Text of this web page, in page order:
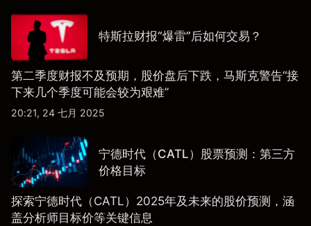
特斯拉财报“爆雷”后如何交易？
第二季度财报不及预期，股价盘后下跌，马斯克警告“接
下来几个季度可能会较为艰难”
20:21, 24 七月 2025
宁德时代（CATL）股票预测：第三方
价格目标
探索宁德时代（CATL）2025年及未来的股价预测，涵
盖分析师目标价等关键信息